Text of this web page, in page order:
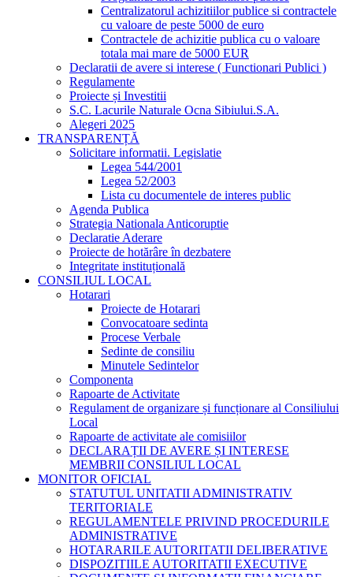
Centralizatorul achizitiilor publice si contractele
cu valoare de peste 5000 de euro
Contractele de achizitie publica cu o valoare
totala mai mare de 5000 EUR
Declaratii de avere si interese ( Functionari Publici )
Regulamente
Proiecte și Investitii
S.C. Lacurile Naturale Ocna Sibiului.S.A.
Alegeri 2025
TRANSPARENȚĂ
Solicitare informatii. Legislatie
Legea 544/2001
Legea 52/2003
Lista cu documentele de interes public
Agenda Publica
Strategia Nationala Anticoruptie
Declaratie Aderare
Proiecte de hotărâre în dezbatere
Integritate instituțională
CONSILIUL LOCAL
Hotarari
Proiecte de Hotarari
Convocatoare sedinta
Procese Verbale
Sedinte de consiliu
Minutele Sedintelor
Componenta
Rapoarte de Activitate
Regulament de organizare și funcționare al Consiliului
Local
Rapoarte de activitate ale comisiilor
DECLARAȚII DE AVERE ȘI INTERESE
MEMBRII CONSILIUL LOCAL
MONITOR OFICIAL
STATUTUL UNITATII ADMINISTRATIV
TERITORIALE
REGULAMENTELE PRIVIND PROCEDURILE
ADMINISTRATIVE
HOTARARILE AUTORITATII DELIBERATIVE
DISPOZITIILE AUTORITATII EXECUTIVE